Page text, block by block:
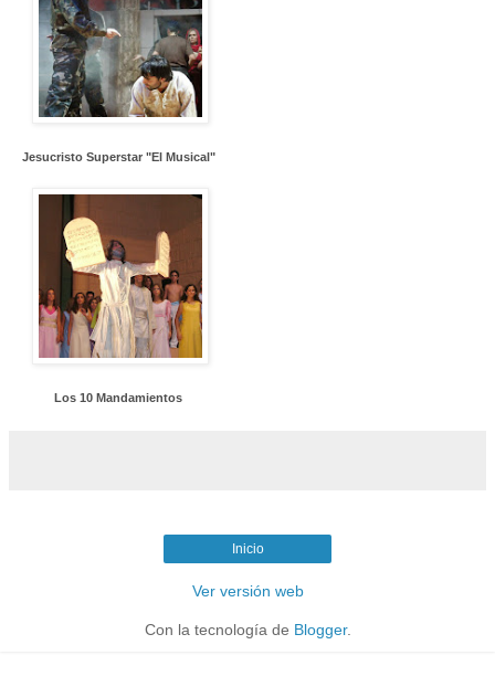
Jesucristo Superstar "El Musical"
Los 10 Mandamientos
Inicio
Ver versión web
Con la tecnología de Blogger.